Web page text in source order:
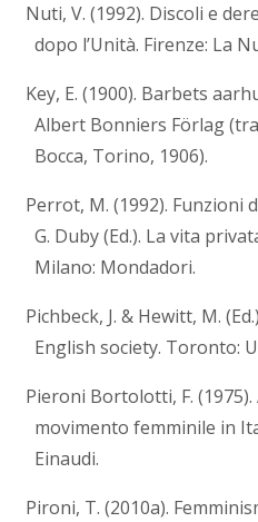
Nuti, V. (1992). Discoli e
dopo l’Unità. Firenze: La
Key, E. (1900). Barbets
Albert Bonniers Förlag
Bocca, Torino, 1906).
Perrot, M. (1992). Funzioni
G. Duby (Ed.). La vita
Milano: Mondadori.
Pichbeck, J. & Hewitt, M.
English society. Toronto:
Pieroni Bortolotti, F.
movimento femminile in
Einaudi.
Pironi, T. (2010a).